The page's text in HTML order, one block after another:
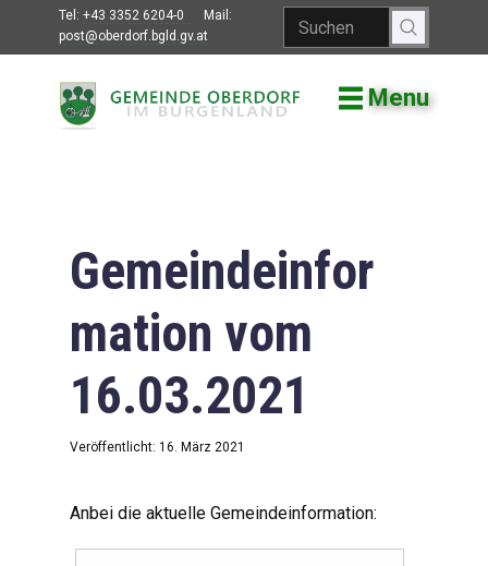
Tel: +43 3352 6204-0
Mail:
post@oberdorf.bgld.gv.at
Menu
Willkommen
Gemeindeamt
Gemeinderat
Bildung
Vereine
Gemeindeinfor
mation vom
16.03.2021
Veröffentlicht: 16. März 2021
Anbei die aktuelle Gemeindeinformation: